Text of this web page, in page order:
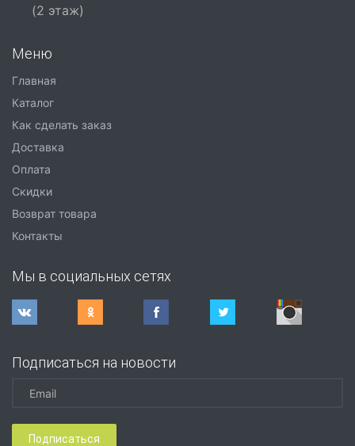
(2 этаж)
Меню
Главная
Каталог
Как сделать заказ
Доставка
Оплата
Скидки
Возврат товара
Контакты
Мы в социальных сетях
Подписаться на новости
Подписаться